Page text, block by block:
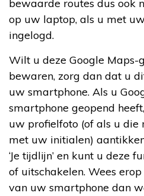
bewaarde routes dus ook
op uw laptop, als u met
ingelogd.
Wilt u deze Google Maps-
bewaren, zorg dan dat u
uw smartphone. Als u
smartphone geopend
uw profielfoto (of als u die
met uw initialen)
‘Je tijdlijn’ en kunt u deze
of uitschakelen. Wees
van uw smartphone dan